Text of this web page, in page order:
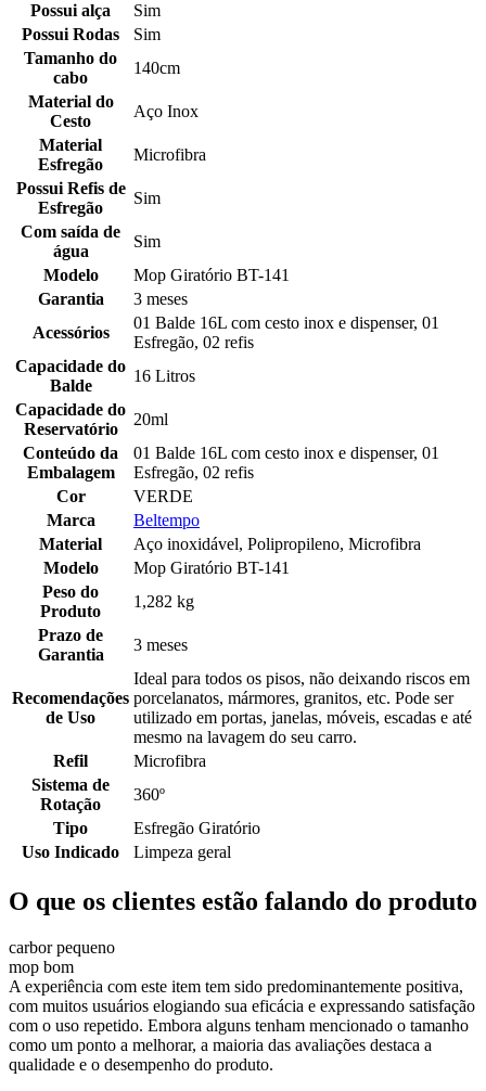
Possui alça
Sim
Possui Rodas
Sim
Tamanho do
cabo
140cm
Material do
Cesto
Aço Inox
Material
Esfregão
Microfibra
Possui Refis de
Esfregão
Sim
Com saída de
água
Sim
Modelo
Mop Giratório BT-141
Garantia
3 meses
Acessórios
01 Balde 16L com cesto inox e dispenser, 01
Esfregão, 02 refis
Capacidade do
Balde
16 Litros
Capacidade do
Reservatório
20ml
Conteúdo da
Embalagem
01 Balde 16L com cesto inox e dispenser, 01
Esfregão, 02 refis
Cor
VERDE
Marca
Beltempo
Material
Aço inoxidável, Polipropileno, Microfibra
Modelo
Mop Giratório BT-141
Peso do
Produto
1,282 kg
Prazo de
Garantia
3 meses
Recomendações
de Uso
Ideal para todos os pisos, não deixando riscos em
porcelanatos, mármores, granitos, etc. Pode ser
utilizado em portas, janelas, móveis, escadas e até
mesmo na lavagem do seu carro.
Refil
Microfibra
Sistema de
Rotação
360º
Tipo
Esfregão Giratório
Uso Indicado
Limpeza geral
O que os clientes estão falando do produto
carbor pequeno
mop bom
A experiência com este item tem sido predominantemente positiva,
com muitos usuários elogiando sua eficácia e expressando satisfação
com o uso repetido. Embora alguns tenham mencionado o tamanho
como um ponto a melhorar, a maioria das avaliações destaca a
qualidade e o desempenho do produto.